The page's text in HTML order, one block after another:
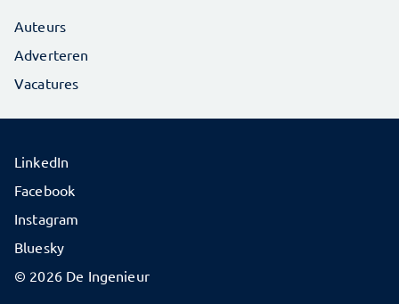
Auteurs
Adverteren
Vacatures
© 2026 De Ingenieur
LinkedIn
Facebook
Instagram
Bluesky